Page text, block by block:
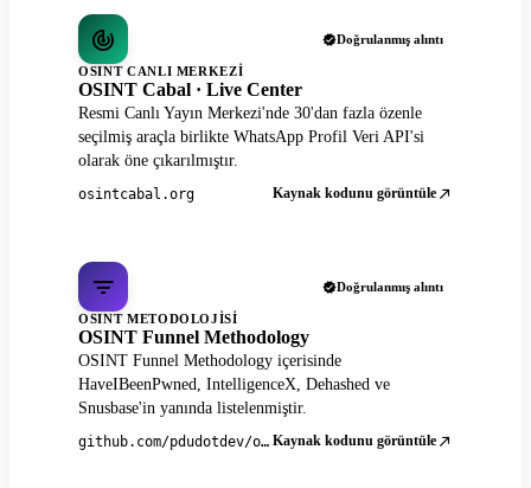
Doğrulanmış alıntı
OSINT CANLI MERKEZI
OSINT Cabal · Live Center
Resmi Canlı Yayın Merkezi'nde 30'dan fazla özenle
seçilmiş araçla birlikte WhatsApp Profil Veri API'si
olarak öne çıkarılmıştır.
osintcabal.org Kaynak kodunu görüntüle
Doğrulanmış alıntı
OSINT METODOLOJISI
OSINT Funnel Methodology
OSINT Funnel Methodology içerisinde
HaveIBeenPwned, IntelligenceX, Dehashed ve
Snusbase'in yanında listelenmiştir.
github.com/pdudotdev/ofm Kaynak kodunu görüntüle